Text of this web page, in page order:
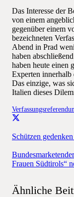
Das Interesse der
von einem
gegenüber einem
bezeichneten
Abend in Prad
haben
haben heute einen
Experten
Das einzige, was
Italien dieses
Schützen
Frauen Südtirols“
Ähnliche